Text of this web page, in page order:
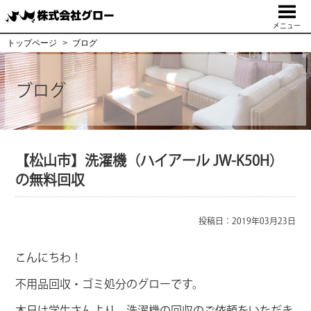
メニュー
トップページ ブログ
ブログ
【松山市】洗濯機（ハイアール JW-K50H）
の無料回収
投稿日：2019年03月23日
こんにちわ！
不用品回収・ゴミ処分のグローです。